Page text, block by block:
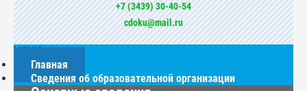
+7 (3439) 30-40-54
cdoku@mail.ru
МЕНЮ
Главная
Сведения об образовательной организации